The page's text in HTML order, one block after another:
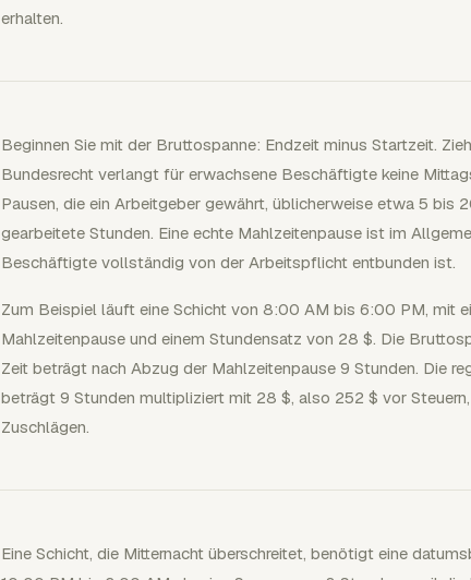
erhalten.
Beginnen Sie mit der Bruttospanne: Endzeit minus Startzeit.
Bundesrecht verlangt für erwachsene Beschäftigte keine
Pausen, die ein Arbeitgeber gewährt, üblicherweise etwa 5 bis
gearbeitete Stunden. Eine echte Mahlzeitenpause ist im
Beschäftigte vollständig von der Arbeitspflicht entbunden ist.
Zum Beispiel läuft eine Schicht von 8:00 AM bis 6:00 PM, mit
Mahlzeitenpause und einem Stundensatz von 28 $. Die
Zeit beträgt nach Abzug der Mahlzeitenpause 9 Stunden. Die
beträgt 9 Stunden multipliziert mit 28 $, also 252 $ vor
Zuschlägen.
Eine Schicht, die Mitternacht überschreitet, benötigt eine